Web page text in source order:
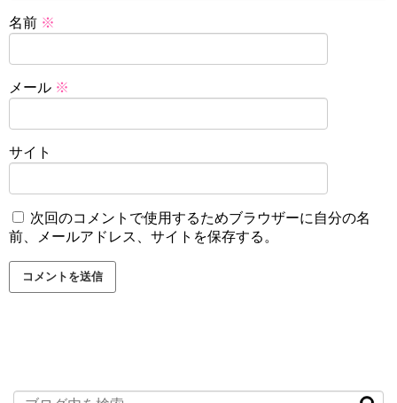
名前 ※
メール ※
サイト
次回のコメントで使用するためブラウザーに自分の名
前、メールアドレス、サイトを保存する。